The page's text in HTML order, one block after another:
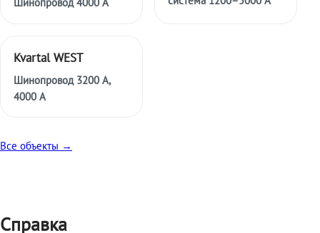
Kvartal WEST
Шинопровод 3200 А,
4000 А
Все объекты →
Справка